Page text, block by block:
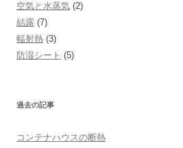
空気と水蒸気 (2)
結露 (7)
輻射熱 (3)
防湿シート (5)
過去の記事
コンテナハウスの断熱